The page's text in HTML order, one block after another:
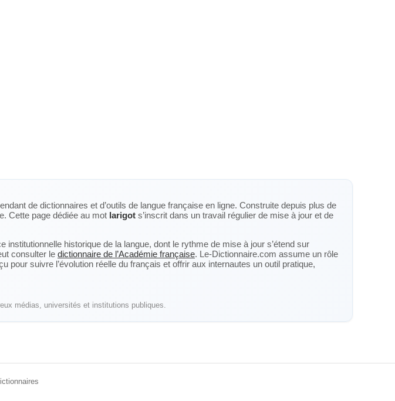
de dictionnaires et d’outils de langue française en ligne. Construite depuis plus de
Cette page dédiée au mot larigot s’inscrit dans un travail régulier de mise à jour et de
historique de la langue, dont le rythme de mise à jour s’étend sur
consulter le dictionnaire de l’Académie française. Le-Dictionnaire.com assume un rôle
suivre l’évolution réelle du français et offrir aux internautes un outil pratique,
médias, universités et institutions publiques.